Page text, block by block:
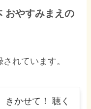
おやすみまえの
れています。
きかせて！ 聴く